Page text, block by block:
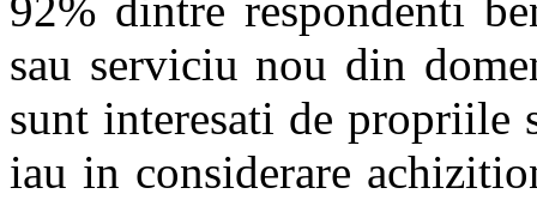
sau serviciu nou din
sunt interesati de propriile
iau in considerare